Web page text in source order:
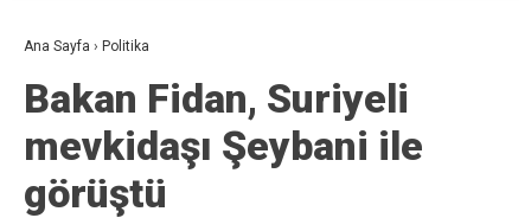
Ana Sayfa › Politika
Bakan Fidan, Suriyeli
mevkidaşı Şeybani ile
görüştü